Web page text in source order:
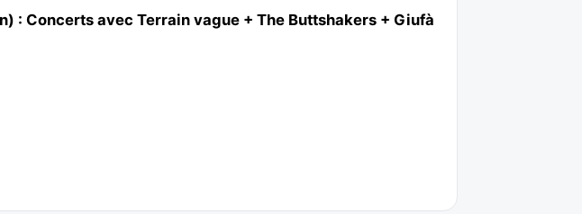
: Concerts avec Terrain vague + The Buttshakers + Giufà